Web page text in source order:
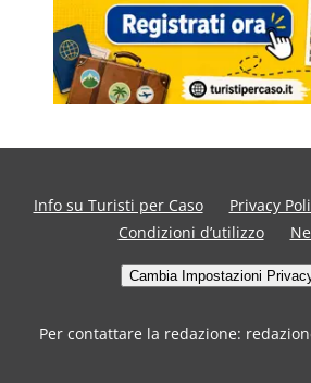
Info su Turisti per Caso Privacy
Condizioni d’utilizzo
Cambia Impostazioni
Per contattare la redazione: